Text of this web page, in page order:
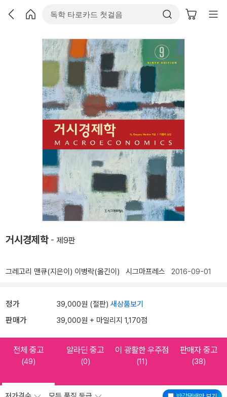
거시경제학 - 제9판
그레고리 맨큐(지은이) 이병락(옮긴이) 시그마프레스 2016-09-01
정가 39,000원 (절판) 새상품보기
판매가 39,000원 + 마일리지 1,170점
전체 중고
(49)
알라딘 중고
(0)
이 광활한 우주점
(11)
판매자 중고
(38)